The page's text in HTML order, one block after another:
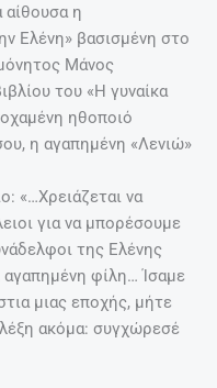
αίθουσα η
Ελένη» βασισμένη στο
Μάνος
του «Η γυναίκα
ηθοποιό
η αγαπημένη «Λενιώ»
«…Χρειάζεται να
για να μπορέσουμε
της Ελένης
φίλη… Ίσαμε
μιας εποχής, μήτε
ακόμα: συγχώρεσέ